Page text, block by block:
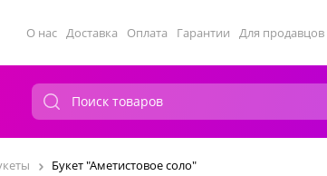
О нас Доставка Оплата Гарантии Для продавцов
Букет "Аметистовое соло"